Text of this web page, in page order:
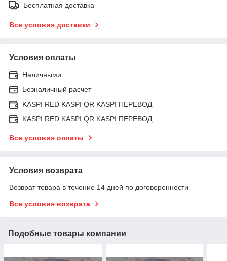
Бесплатная доставка
Все условия доставки
Условия оплаты
Наличными
Безналичный расчет
KASPI RED KASPI QR KASPI ПЕРЕВОД
KASPI RED KASPI QR KASPI ПЕРЕВОД
Все условия оплаты
Условия возврата
Возврат товара в течение 14 дней по договоренности
Все условия возврата
Подобные товары компании